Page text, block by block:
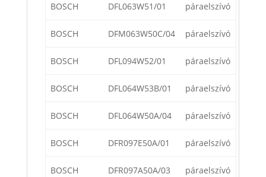
BOSCH DFL063W51/01 páraelszívó
BOSCH DFM063W50C/04 páraelszívó
BOSCH DFL094W52/01 páraelszívó
BOSCH DFL064W53B/01 páraelszívó
BOSCH DFL064W50A/04 páraelszívó
BOSCH DFR097E50A/01 páraelszívó
BOSCH DFR097A50A/03 páraelszívó